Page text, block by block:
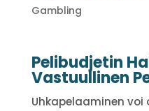
Gambling
Pelibudjetin
Vastuullinen
Uhkapelaaminen